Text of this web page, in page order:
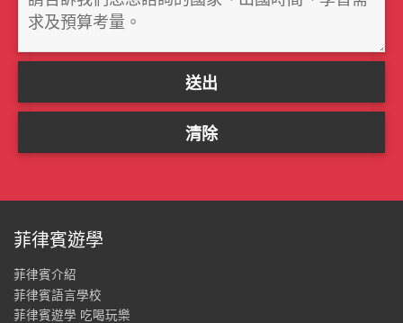
菲律賓遊學
菲律賓介紹
菲律賓語言學校
菲律賓遊學 吃喝玩樂